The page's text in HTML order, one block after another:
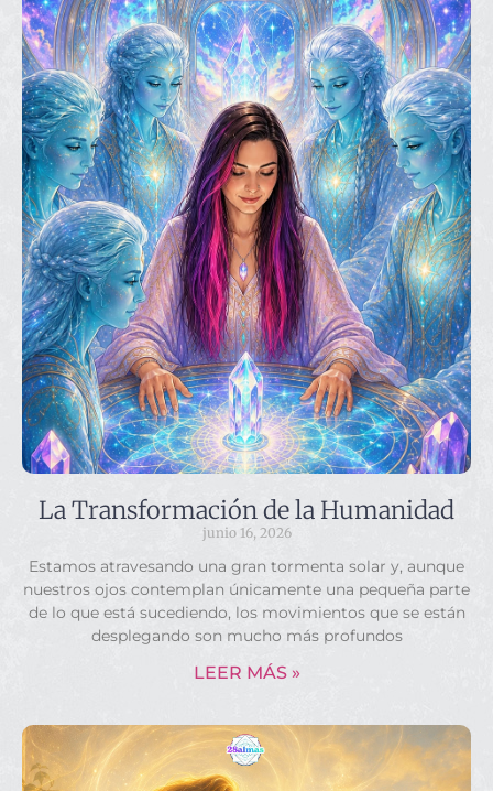
La Transformación de la Humanidad
junio 16, 2026
Estamos atravesando una gran tormenta solar y, aunque
nuestros ojos contemplan únicamente una pequeña parte
de lo que está sucediendo, los movimientos que se están
desplegando son mucho más profundos
LEER MÁS »